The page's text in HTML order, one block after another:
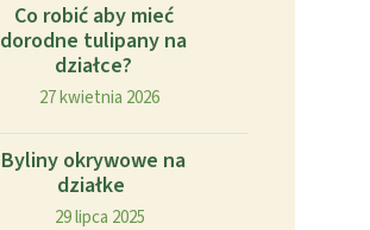
Co robić aby mieć
dorodne tulipany na
działce?
27 kwietnia 2026
Byliny okrywowe na
działke
29 lipca 2025